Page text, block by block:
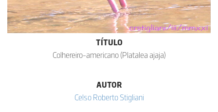
TÍTULO
Colhereiro-americano (Platalea ajaja)
AUTOR
Celso Roberto Stigliani